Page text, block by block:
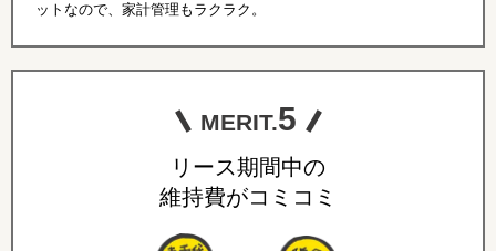
ットなので、家計管理もラクラク。
MERIT.5
リース期間中の
維持費がコミコミ